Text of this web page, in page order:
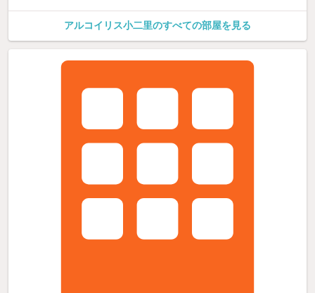
アルコイリス小二里のすべての部屋を見る